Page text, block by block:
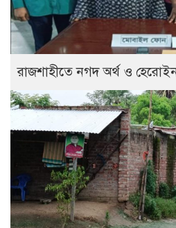
রাজশাহীতে নগদ অর্থ ও